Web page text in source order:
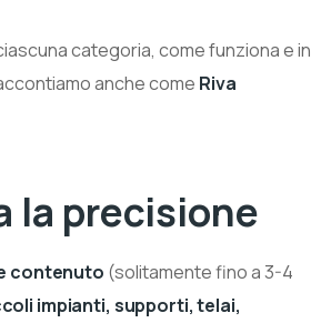
categoria, come funziona e in
anche come Riva
la precisione
contenuto (solitamente fino a 3-4
impianti, supporti, telai,